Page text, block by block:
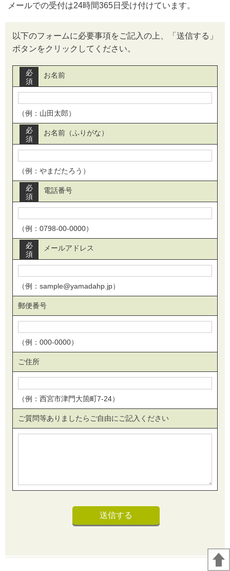
メールでの受付は24時間365日受け付けています。
以下のフォームに必要事項をご記入の上、「送信する」
ボタンをクリックしてください。
お名前
必
須
（例：山田太郎）
お名前（ふりがな）
必
須
（例：やまだたろう）
電話番号
必
須
（例：0798-00-0000）
メールアドレス
必
須
（例：sample@yamadahp.jp）
郵便番号
（例：000-0000）
ご住所
（例：西宮市津門大箇町7-24）
ご質問等ありましたらご自由にご記入ください